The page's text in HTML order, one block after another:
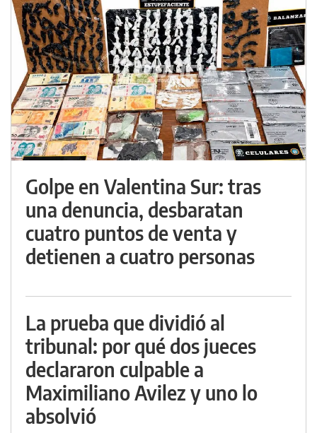
Golpe en Valentina Sur: tras
una denuncia, desbaratan
cuatro puntos de venta y
detienen a cuatro personas
La prueba que dividió al
tribunal: por qué dos jueces
declararon culpable a
Maximiliano Avilez y uno lo
absolvió